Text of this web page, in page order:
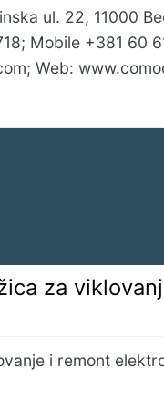
ul. 22, 11000
Mobile +381 60
; Web:
– Strato Plus |
i remont